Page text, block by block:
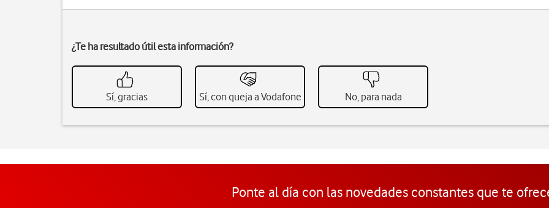
¿Te ha resultado útil esta información?
Sí, gracias Sí, con queja a Vodafone No, para nada
Ponte al día con las novedades constantes que te